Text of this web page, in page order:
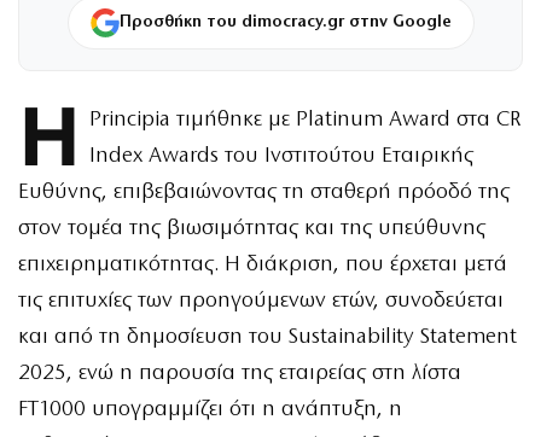
Προσθήκη του dimocracy.gr στην Google
Η
Principia τιμήθηκε με Platinum Award στα CR
Index Awards του Ινστιτούτου Εταιρικής
Ευθύνης, επιβεβαιώνοντας τη σταθερή πρόοδό της
στον τομέα της βιωσιμότητας και της υπεύθυνης
επιχειρηματικότητας. Η διάκριση, που έρχεται μετά
τις επιτυχίες των προηγούμενων ετών, συνοδεύεται
και από τη δημοσίευση του Sustainability Statement
2025, ενώ η παρουσία της εταιρείας στη λίστα
FT1000 υπογραμμίζει ότι η ανάπτυξη, η